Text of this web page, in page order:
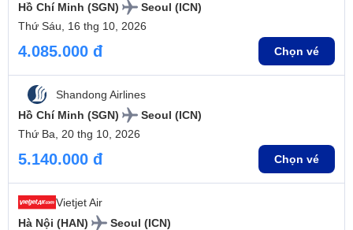
Hồ Chí Minh (SGN)
Seoul (ICN)
Thứ Sáu, 16 thg 10, 2026
4.085.000 đ Chọn vé
Shandong Airlines
Hồ Chí Minh (SGN)
Seoul (ICN)
Thứ Ba, 20 thg 10, 2026
5.140.000 đ Chọn vé
Vietjet Air
Hà Nội (HAN)
Seoul (ICN)